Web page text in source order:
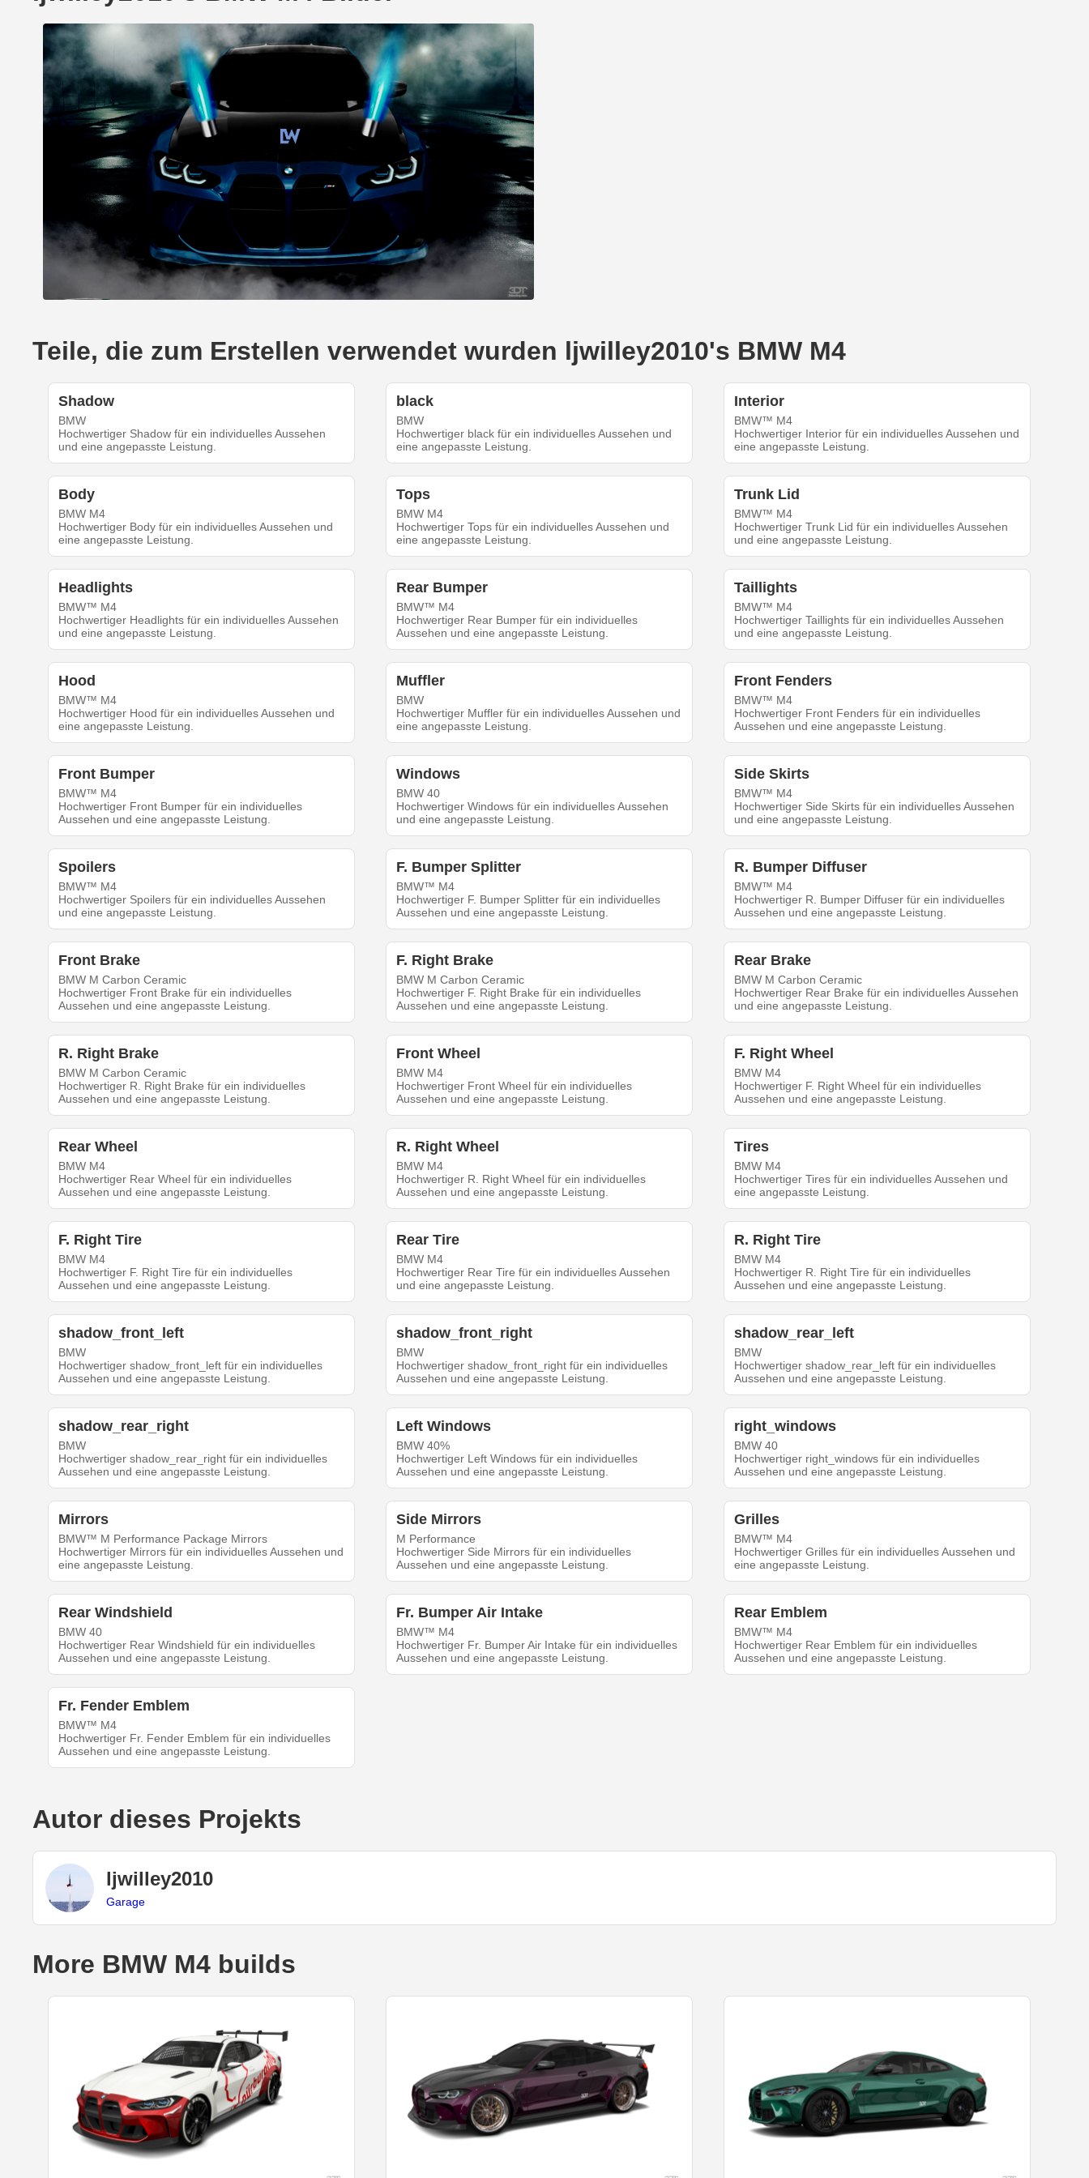
Teile, die zum Erstellen verwendet wurden ljwilley2010's BMW M4
Shadow
BMW
Hochwertiger Shadow für ein individuelles Aussehen
und eine angepasste Leistung.
black
BMW
Hochwertiger black für ein individuelles Aussehen und
eine angepasste Leistung.
Interior
BMW™ M4
Hochwertiger Interior für ein individuelles Aussehen und
eine angepasste Leistung.
Body
BMW M4
Hochwertiger Body für ein individuelles Aussehen und
eine angepasste Leistung.
Tops
BMW M4
Hochwertiger Tops für ein individuelles Aussehen und
eine angepasste Leistung.
Trunk Lid
BMW™ M4
Hochwertiger Trunk Lid für ein individuelles Aussehen
und eine angepasste Leistung.
Headlights
BMW™ M4
Hochwertiger Headlights für ein individuelles Aussehen
und eine angepasste Leistung.
Rear Bumper
BMW™ M4
Hochwertiger Rear Bumper für ein individuelles
Aussehen und eine angepasste Leistung.
Taillights
BMW™ M4
Hochwertiger Taillights für ein individuelles Aussehen
und eine angepasste Leistung.
Hood
BMW™ M4
Hochwertiger Hood für ein individuelles Aussehen und
eine angepasste Leistung.
Muffler
BMW
Hochwertiger Muffler für ein individuelles Aussehen und
eine angepasste Leistung.
Front Fenders
BMW™ M4
Hochwertiger Front Fenders für ein individuelles
Aussehen und eine angepasste Leistung.
Front Bumper
BMW™ M4
Hochwertiger Front Bumper für ein individuelles
Aussehen und eine angepasste Leistung.
Windows
BMW 40
Hochwertiger Windows für ein individuelles Aussehen
und eine angepasste Leistung.
Side Skirts
BMW™ M4
Hochwertiger Side Skirts für ein individuelles Aussehen
und eine angepasste Leistung.
Spoilers
BMW™ M4
Hochwertiger Spoilers für ein individuelles Aussehen
und eine angepasste Leistung.
F. Bumper Splitter
BMW™ M4
Hochwertiger F. Bumper Splitter für ein individuelles
Aussehen und eine angepasste Leistung.
R. Bumper Diffuser
BMW™ M4
Hochwertiger R. Bumper Diffuser für ein individuelles
Aussehen und eine angepasste Leistung.
Front Brake
BMW M Carbon Ceramic
Hochwertiger Front Brake für ein individuelles
Aussehen und eine angepasste Leistung.
F. Right Brake
BMW M Carbon Ceramic
Hochwertiger F. Right Brake für ein individuelles
Aussehen und eine angepasste Leistung.
Rear Brake
BMW M Carbon Ceramic
Hochwertiger Rear Brake für ein individuelles Aussehen
und eine angepasste Leistung.
R. Right Brake
BMW M Carbon Ceramic
Hochwertiger R. Right Brake für ein individuelles
Aussehen und eine angepasste Leistung.
Front Wheel
BMW M4
Hochwertiger Front Wheel für ein individuelles
Aussehen und eine angepasste Leistung.
F. Right Wheel
BMW M4
Hochwertiger F. Right Wheel für ein individuelles
Aussehen und eine angepasste Leistung.
Rear Wheel
BMW M4
Hochwertiger Rear Wheel für ein individuelles
Aussehen und eine angepasste Leistung.
R. Right Wheel
BMW M4
Hochwertiger R. Right Wheel für ein individuelles
Aussehen und eine angepasste Leistung.
Tires
BMW M4
Hochwertiger Tires für ein individuelles Aussehen und
eine angepasste Leistung.
F. Right Tire
BMW M4
Hochwertiger F. Right Tire für ein individuelles
Aussehen und eine angepasste Leistung.
Rear Tire
BMW M4
Hochwertiger Rear Tire für ein individuelles Aussehen
und eine angepasste Leistung.
R. Right Tire
BMW M4
Hochwertiger R. Right Tire für ein individuelles
Aussehen und eine angepasste Leistung.
shadow_front_left
BMW
Hochwertiger shadow_front_left für ein individuelles
Aussehen und eine angepasste Leistung.
shadow_front_right
BMW
Hochwertiger shadow_front_right für ein individuelles
Aussehen und eine angepasste Leistung.
shadow_rear_left
BMW
Hochwertiger shadow_rear_left für ein individuelles
Aussehen und eine angepasste Leistung.
shadow_rear_right
BMW
Hochwertiger shadow_rear_right für ein individuelles
Aussehen und eine angepasste Leistung.
Left Windows
BMW 40%
Hochwertiger Left Windows für ein individuelles
Aussehen und eine angepasste Leistung.
right_windows
BMW 40
Hochwertiger right_windows für ein individuelles
Aussehen und eine angepasste Leistung.
Mirrors
BMW™ M Performance Package Mirrors
Hochwertiger Mirrors für ein individuelles Aussehen und
eine angepasste Leistung.
Side Mirrors
M Performance
Hochwertiger Side Mirrors für ein individuelles
Aussehen und eine angepasste Leistung.
Grilles
BMW™ M4
Hochwertiger Grilles für ein individuelles Aussehen und
eine angepasste Leistung.
Rear Windshield
BMW 40
Hochwertiger Rear Windshield für ein individuelles
Aussehen und eine angepasste Leistung.
Fr. Bumper Air Intake
BMW™ M4
Hochwertiger Fr. Bumper Air Intake für ein individuelles
Aussehen und eine angepasste Leistung.
Rear Emblem
BMW™ M4
Hochwertiger Rear Emblem für ein individuelles
Aussehen und eine angepasste Leistung.
Fr. Fender Emblem
BMW™ M4
Hochwertiger Fr. Fender Emblem für ein individuelles
Aussehen und eine angepasste Leistung.
Autor dieses Projekts
ljwilley2010
Garage
More BMW M4 builds